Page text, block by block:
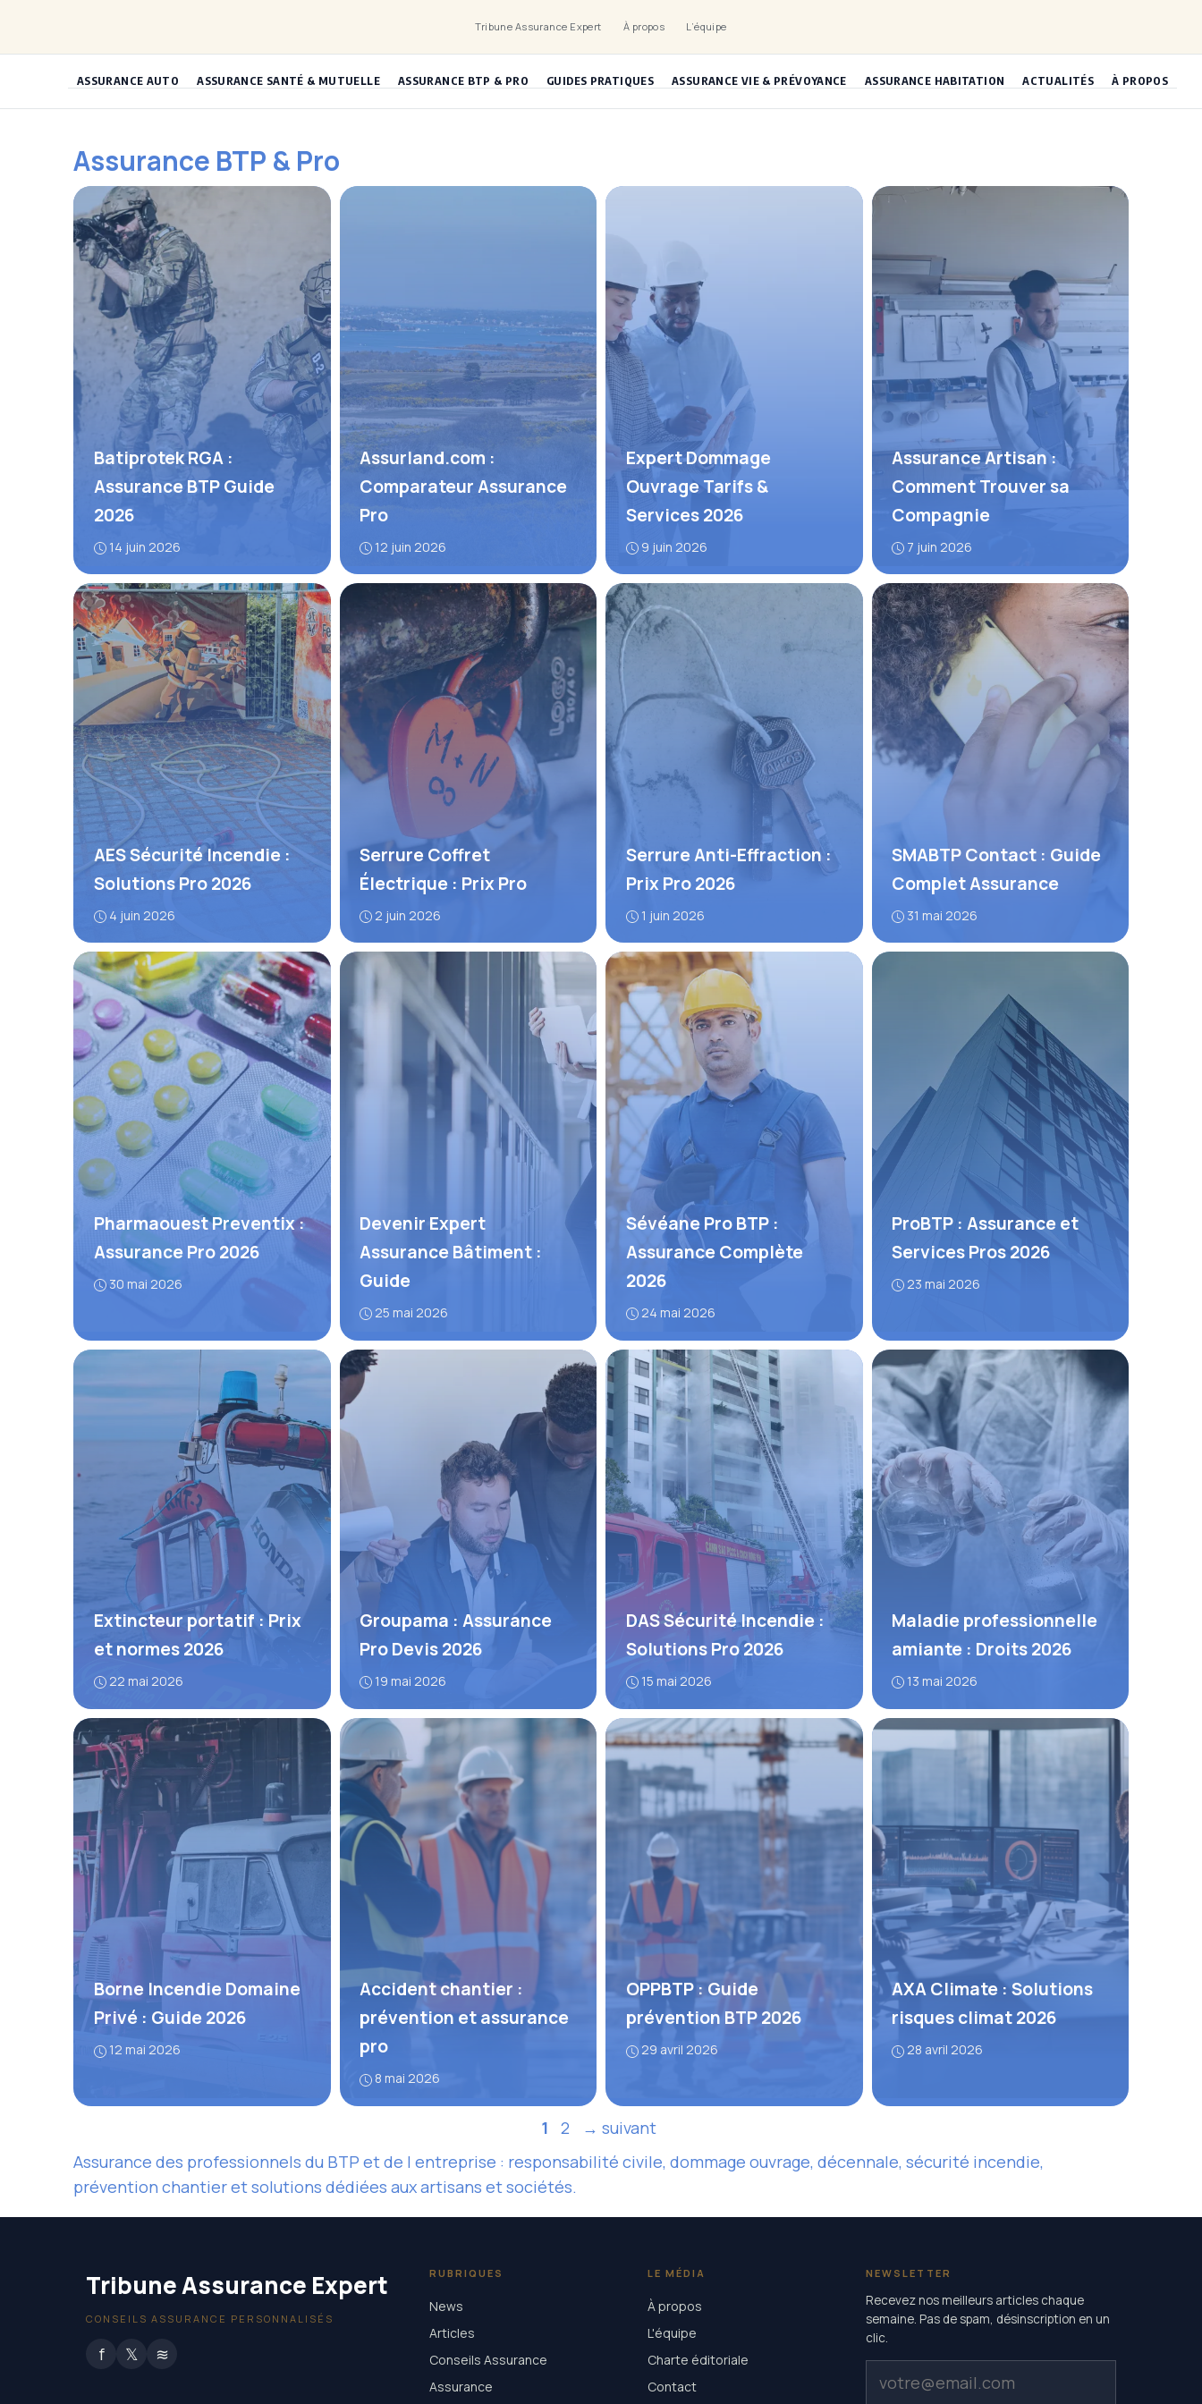
contenu
Tribune Assurance Expert À propos L’équipe
ASSURANCE AUTO ASSURANCE SANTÉ & MUTUELLE ASSURANCE BTP & PRO GUIDES PRATIQUES ASSURANCE VIE & PRÉVOYANCE ASSURANCE HABITATION ACTUALITÉS À PROPOS
Assurance BTP & Pro
Batiprotek RGA :
Assurance BTP Guide
2026
14 juin 2026
Assurland.com :
Comparateur Assurance
Pro
12 juin 2026
Expert Dommage
Ouvrage Tarifs &
Services 2026
9 juin 2026
Assurance Artisan :
Comment Trouver sa
Compagnie
7 juin 2026
AES Sécurité Incendie :
Solutions Pro 2026
4 juin 2026
Serrure Coffret
Électrique : Prix Pro
2 juin 2026
Serrure Anti-Effraction :
Prix Pro 2026
1 juin 2026
SMABTP Contact : Guide
Complet Assurance
31 mai 2026
Pharmaouest Preventix :
Assurance Pro 2026
30 mai 2026
Devenir Expert
Assurance Bâtiment :
Guide
25 mai 2026
Sévéane Pro BTP :
Assurance Complète
2026
24 mai 2026
ProBTP : Assurance et
Services Pros 2026
23 mai 2026
Extincteur portatif : Prix
et normes 2026
22 mai 2026
Groupama : Assurance
Pro Devis 2026
19 mai 2026
DAS Sécurité Incendie :
Solutions Pro 2026
15 mai 2026
Maladie professionnelle
amiante : Droits 2026
13 mai 2026
Borne Incendie Domaine
Privé : Guide 2026
12 mai 2026
Accident chantier :
prévention et assurance
pro
8 mai 2026
OPPBTP : Guide
prévention BTP 2026
29 avril 2026
AXA Climate : Solutions
risques climat 2026
28 avril 2026
Page
1 Page
2 → suivant
Assurance des professionnels du BTP et de l entreprise : responsabilité civile, dommage ouvrage, décennale, sécurité incendie,
prévention chantier et solutions dédiées aux artisans et sociétés.
Tribune Assurance Expert
CONSEILS ASSURANCE PERSONNALISÉS
f 𝕏 ≋
RUBRIQUES
News
Articles
Conseils Assurance
Assurance
LE MÉDIA
À propos
L'équipe
Charte éditoriale
Contact
NEWSLETTER
Recevez nos meilleurs articles chaque
semaine. Pas de spam, désinscription en un
clic.